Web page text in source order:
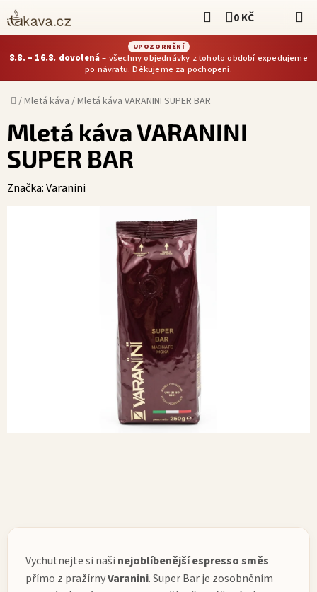
Přejít
na
obsah
UPOZORNĚNÍ
8.8. – 16.8. dovolená– všechny objednávky z tohoto období expedujeme
po návratu. Děkujeme za pochopení.
Hledat
NÁKUPNÍ
0 KČ
Domů
/Mletá káva/Mletá káva VARANINI SUPER BAR
Vychutnejte si naši nejoblíbenějšíespressosměs
přímo z pražírnyVaranini.Super Barje zosobněním
Mletá káva VARANINI
SUPER BAR
Značka:Varanini